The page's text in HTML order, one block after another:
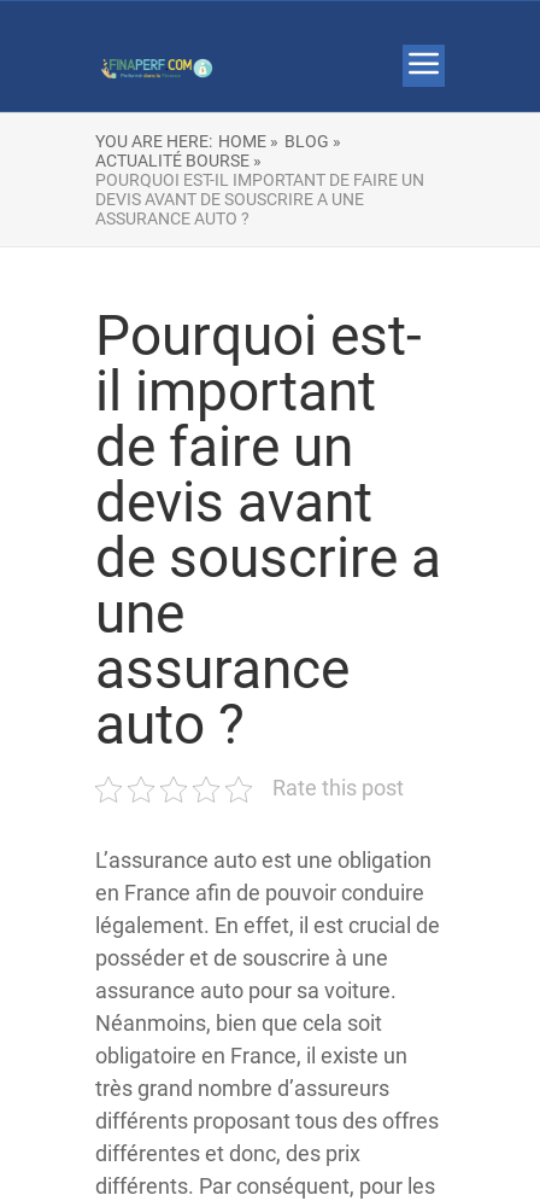
YOU ARE HERE: HOME » BLOG »
ACTUALITÉ BOURSE »
POURQUOI EST-IL IMPORTANT DE FAIRE UN
DEVIS AVANT DE SOUSCRIRE A UNE
ASSURANCE AUTO ?
Pourquoi est-
il important
de faire un
devis avant
de souscrire a
une
assurance
auto ?
Rate this post
L’assurance auto est une obligation
en France afin de pouvoir conduire
légalement. En effet, il est crucial de
posséder et de souscrire à une
assurance auto pour sa voiture.
Néanmoins, bien que cela soit
obligatoire en France, il existe un
très grand nombre d’assureurs
différents proposant tous des offres
différentes et donc, des prix
différents. Par conséquent, pour les